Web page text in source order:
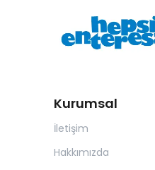
Kurumsal
İletişim
Hakkımızda